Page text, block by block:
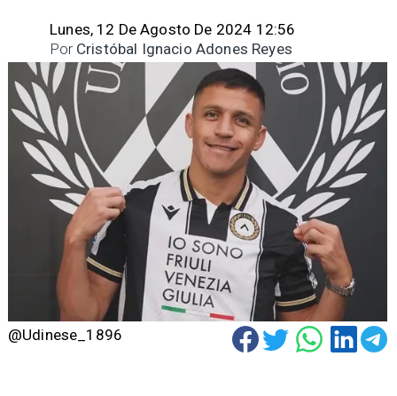
Lunes, 12 De Agosto De 2024 12:56
Cristóbal Ignacio Adones Reyes
Por
@Udinese_1896